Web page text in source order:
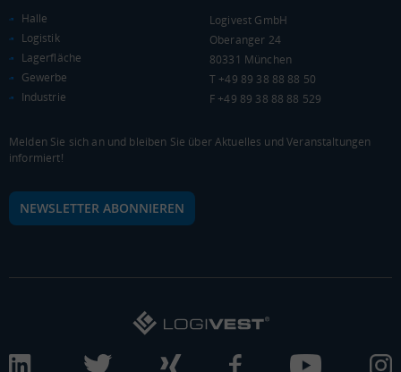
0 €
Bundesland
WIRTSCHAFTSKRAFT(STAND: 2018)
(LANDKREIS / KREISFREIE STADT)
BRUTTOWERTSCHÖPFUNG
(LANDKREIS / KREISFREIE STADT)
Halle
Logistik
Lagerfläche
Gewerbe
Industrie
Logivest GmbH
Oberanger 24
80331 München
T +49 89 38 88 88 50
F +49 89 38 88 88 529
Melden Sie sich an und bleiben Sie über Aktuelles und Veranstaltungen
informiert!
NEWSLETTER ABONNIEREN